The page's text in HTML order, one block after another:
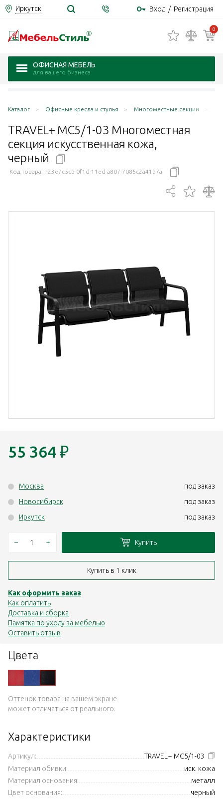
Иркутск Вход / Регистрация
0
ОФИСНАЯ МЕБЕЛЬ
для вашего бизнеса
Каталог Офисные кресла и стулья Многоместные секции
TRAVEL+ MC5/1-03 Многоместная
секция искусственная кожа,
черный
Код товара: n23e7c5cb-0f1d-11ed-a807-7085c2a41b7a
Цвета
Оттенок товара на вашем экране
может отличаться от реального.
Характеристики
Артикул:
TRAVEL+ MC5/1-03
Материал обивки:
иск. кожа
Материал основания:
металл
Цвет основания:
черный
55 364 ₽
Москва
под заказ
Новосибирск
под заказ
Иркутск
под заказ
– + Купить
Купить в 1 клик
Как оформить заказ
Как оплатить
Доставка и сборка
Памятка по уходу за мебелью
Оставить отзыв